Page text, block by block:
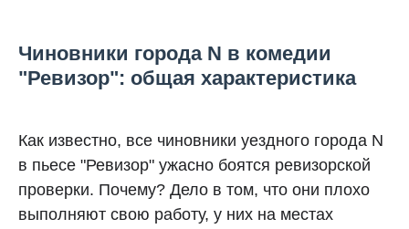
Чиновники города N в комедии
"Ревизор": общая характеристика
Как известно, все чиновники уездного города N
в пьесе "Ревизор" ужасно боятся ревизорской
проверки. Почему? Дело в том, что они плохо
выполняют свою работу, у них на местах